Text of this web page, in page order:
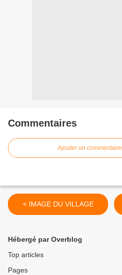
Commentaires
Ajouter un commentaire
< IMAGE DU VILLAGE
Hébergé par Overblog
Top articles
Pages